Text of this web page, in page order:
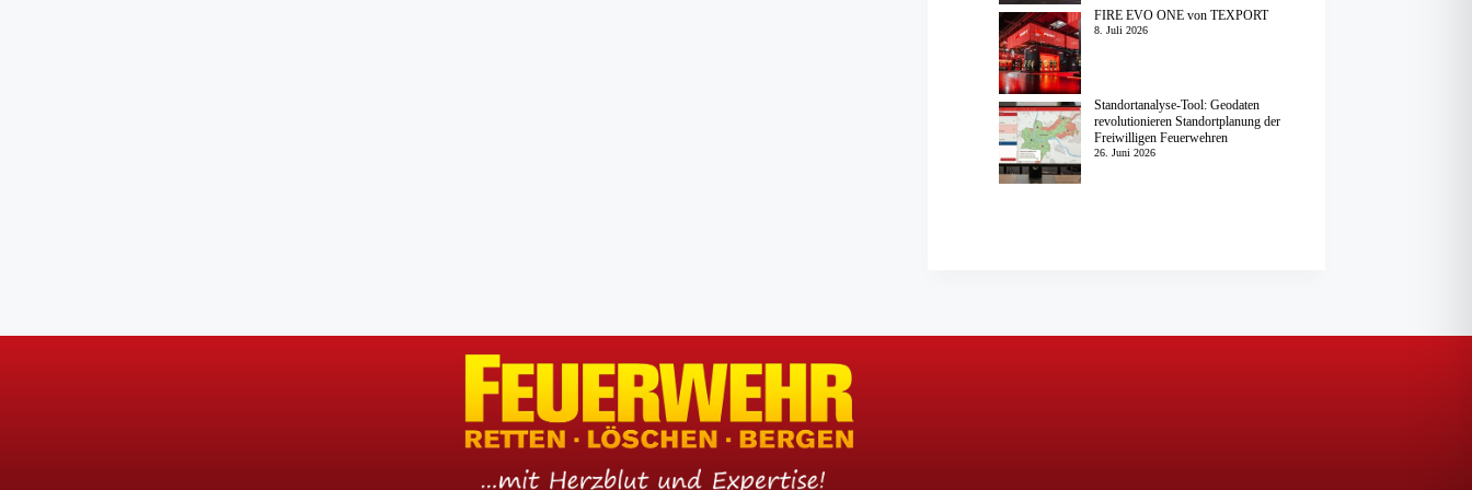
FIRE EVO ONE von TEXPORT
8. Juli 2026
Standortanalyse-Tool: Geodaten
revolutionieren Standortplanung der
Freiwilligen Feuerwehren
26. Juni 2026